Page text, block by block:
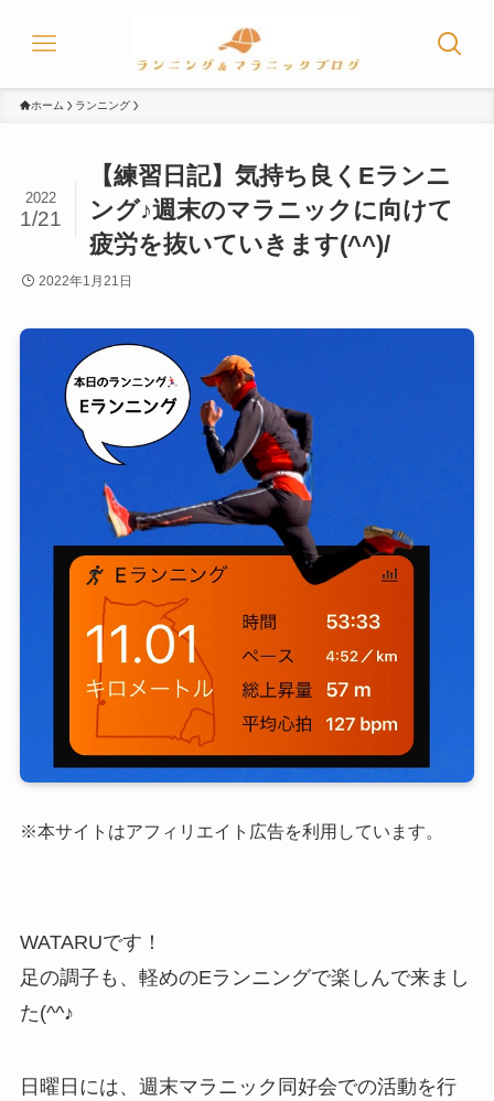
ホーム ランニング
【練習日記】気持ち良くEランニ
ング♪週末のマラニックに向けて
疲労を抜いていきます(^^)/
2022
1/21
2022年1月21日
※本サイトはアフィリエイト広告を利用しています。
WATARUです！
足の調子も、軽めのEランニングで楽しんで来まし
た(^^♪
日曜日には、週末マラニック同好会での活動を行